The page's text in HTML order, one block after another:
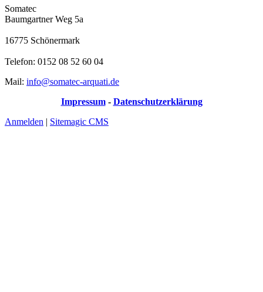
Somatec
Baumgartner Weg 5a
16775 Schönermark
Telefon: 0152 08 52 60 04
Mail: info@somatec-arquati.de
Impressum- Datenschutzerklärung
Anmelden | Sitemagic CMS